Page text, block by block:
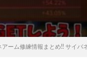
アーム修練情報まとめ!! サイ